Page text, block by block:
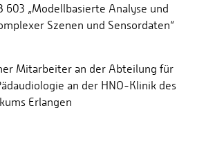
603 „Modellbasierte Analyse und
Szenen und Sensordaten“
Mitarbeiter an der Abteilung für
an der HNO-Klinik des
Erlangen